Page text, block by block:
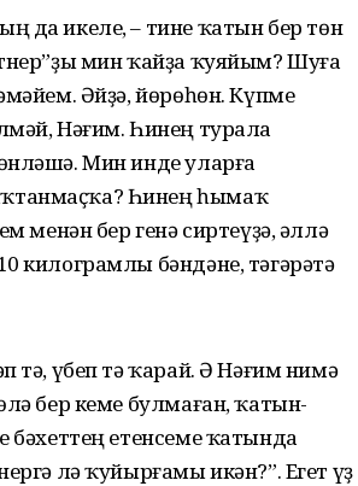
да икеле, – тине ҡатын бер төн
мин ҡайҙа ҡуяйым? Шуға
Әйҙә, йөрөһөн. Күпме
Нәғим. Һинең турала
Мин инде уларға
Һинең һымаҡ
менән бер генә сиртеүҙә, әллә
килограмлы бәндәне, тәгәрәтә
тә, үбеп тә ҡарай. Ә Нәғим нимә
бер кеме булмаған, ҡатын-
бәхеттең етенсеме ҡатында
лә ҡуйырғамы икән?”. Егет үҙ